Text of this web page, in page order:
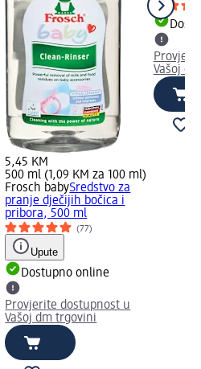
5,45 KM
500 ml (1,09 KM za 100 ml)
Frosch babySredstvo za
pranje dječijih bočica i
pribora, 500 ml
(77)
Upute
Dostupno online
Provjerite dostupnost u
Vašoj dm trgovini
Vašoj